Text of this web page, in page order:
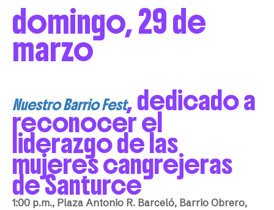
domingo, 29 de
marzo
Nuestro Barrio Fest, dedicado a
reconocer el
liderazgo de las
mujeres cangrejeras
de Santurce
1:00 p.m., Plaza Antonio R. Barceló, Barrio Obrero,